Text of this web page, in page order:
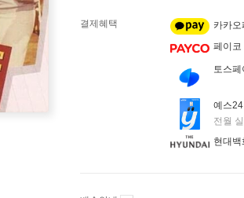
결제혜택 카카오
페이코
토스페
예스
전월
현대백